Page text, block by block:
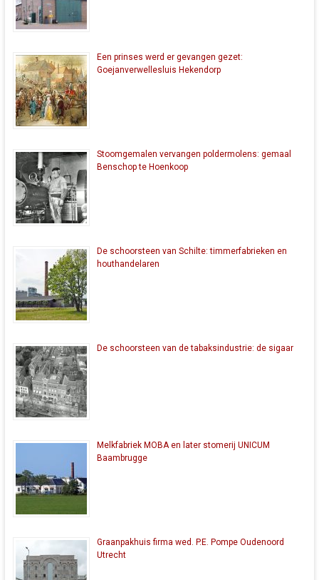
Een prinses werd er gevangen gezet:
Goejanverwellesluis Hekendorp
Stoomgemalen vervangen poldermolens: gemaal
Benschop te Hoenkoop
De schoorsteen van Schilte: timmerfabrieken en
houthandelaren
De schoorsteen van de tabaksindustrie: de sigaar
Melkfabriek MOBA en later stomerij UNICUM
Baambrugge
Graanpakhuis firma wed. P.E. Pompe Oudenoord
Utrecht